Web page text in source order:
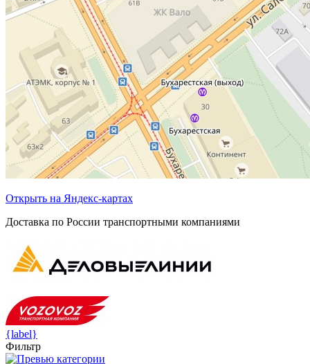
Открыть на Яндекс-картах
Доставка по России транспортными компаниями
{label}
Фильтр